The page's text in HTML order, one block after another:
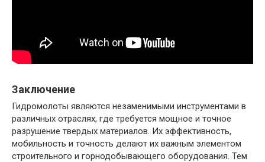
Заключение
Гидромолоты являются незаменимыми инструментами в
различных отраслях, где требуется мощное и точное
разрушение твердых материалов. Их эффективность,
мобильность и точность делают их важным элементом
строительного и горнодобывающего оборудования. Тем